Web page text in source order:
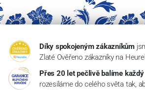
Díky spokojeným zákazníkům
Zlaté Ověřeno zákazníky na
Přes 20 let pečlivě balíme
rozesíláme do celého světa tak,